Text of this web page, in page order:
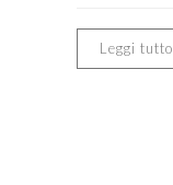
Leggi tutto